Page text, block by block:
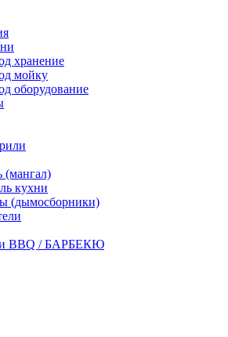
хранение
мойку
оборудование
(мангал)
кухни
(дымосборники)
BBQ / БАРБЕКЮ